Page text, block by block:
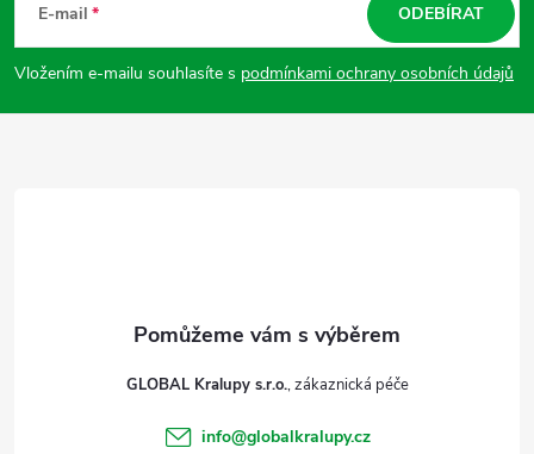
p
a
E-mail
Vložením e-mailu souhlasíte s podmínkami ochrany osobních údajů
ODEBÍRAT
GLOBAL Kralupy s.r.o.
info@globalkralupy.cz